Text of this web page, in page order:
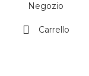
Negozio
Carrello